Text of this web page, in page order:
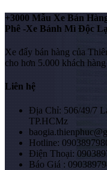
+3000 Mẫu Xe Bán
Phê -Xe Bánh Mì Độc Lạ
Xe đẩy bán hàng của
cho hơn 5.000 khách hàng
Liên hệ
Địa Chỉ: 506/49/7
TP.HCMz
Hotline:
Điện Thoại:
Báo Giá :